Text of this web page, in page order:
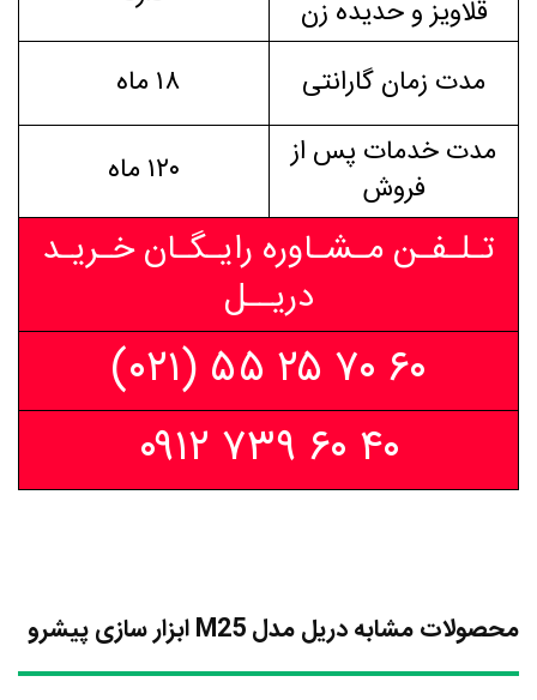
قلاویز و حدیده زن
۱۸ ماه
مدت زمان گارانتی
۱۲۰ ماه
مدت خدمات پس از
فروش
تـلـفـن مـشـاوره رایـگـان خـریـد
دریــل
۶۰ ۷۰ ۲۵ ۵۵ (۰۲۱)
۴۰ ۶۰ ۷۳۹ ۰۹۱۲
محصولات مشابه دریل مدل M25 ابزار سازی پیشرو